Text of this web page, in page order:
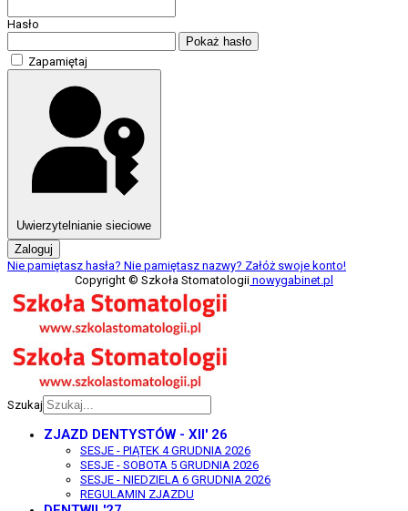
Hasło
Pokaż hasło
Zapamiętaj
Uwierzytelnianie sieciowe
Zaloguj
Nie pamiętasz hasła? Nie pamiętasz nazwy? Załóż swoje konto!
Copyright © Szkoła Stomatologii nowygabinet.pl
Szukaj
ZJAZD DENTYSTÓW - XII' 26
SESJE - PIĄTEK 4 GRUDNIA 2026
SESJE - SOBOTA 5 GRUDNIA 2026
SESJE - NIEDZIELA 6 GRUDNIA 2026
REGULAMIN ZJAZDU